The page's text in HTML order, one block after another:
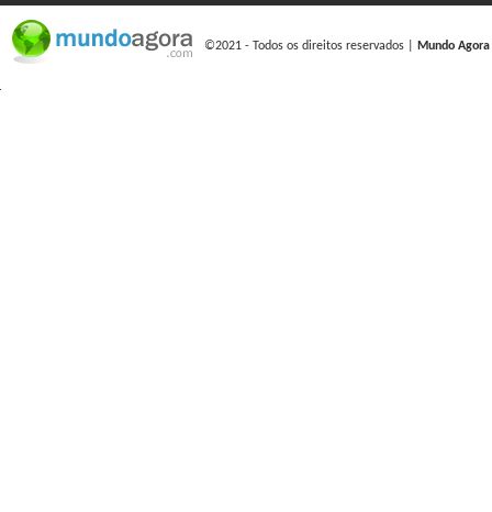
©2021 - Todos os direitos reservados | Mundo Agora